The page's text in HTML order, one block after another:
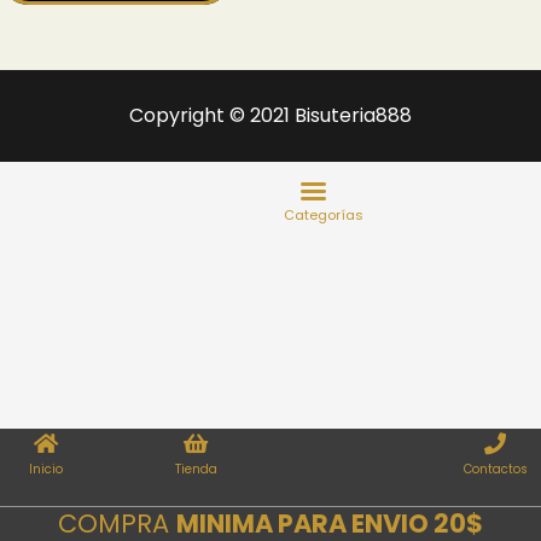
Copyright © 2021 Bisuteria888
Inicio Tienda Contactos
COMPRA MINIMA PARA ENVIO 20$